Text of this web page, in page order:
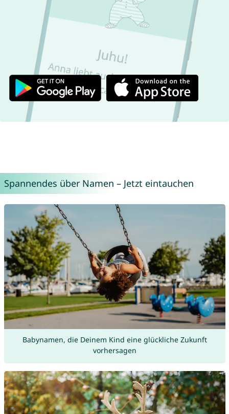
Spannendes über Namen – Jetzt eintauchen
Babynamen, die Deinem Kind eine glückliche Zukunft
vorhersagen